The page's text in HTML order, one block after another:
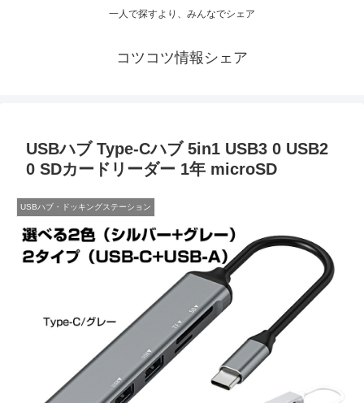
一人で探すより、みんなでシェア
コツコツ情報シェア
USBハブ Type-Cハブ 5in1 USB3 0 USB2
0 SDカードリーダー 1年 microSD
USBハブ・ドッキングステーション